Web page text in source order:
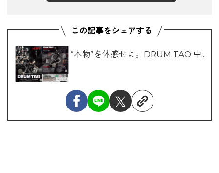
“本物”を体感せよ。DRUM TAO 中...